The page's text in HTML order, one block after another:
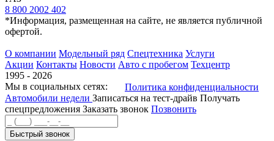
8 800 2002 402
*Информация, размещенная на сайте, не является публичной
офертой.
О компании Модельный ряд Спецтехника Услуги
Акции Контакты Новости Авто с пробегом Техцентр
1995 - 2026
Мы в социальных сетях:
Политика конфиденциальности
Автомобили недели Записаться на тест-драйв Получать
спецпредложения Заказать звонок Позвонить
Быстрый звонок